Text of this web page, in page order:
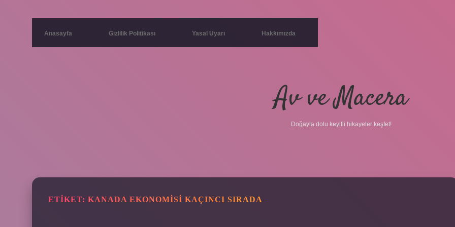
Anasayfa Gizlilik Politikası Yasal Uyarı Hakkımızda
Av ve Macera
Doğayla dolu keyifli hikayeler keşfet!
ETIKET: KANADA EKONOMISI KAÇINCI SIRADA